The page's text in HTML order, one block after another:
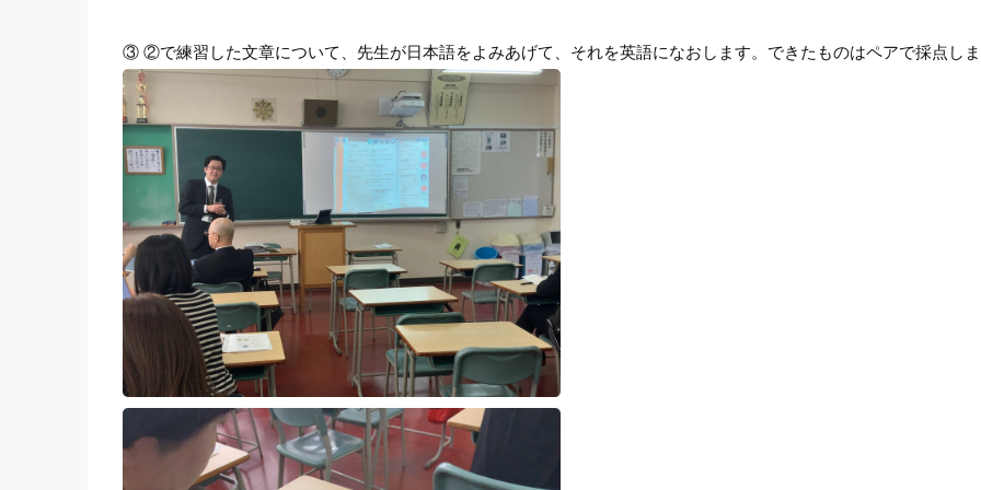
③ ②で練習した文章について、先生が日本語をよみあげて、それを英語になおします。できたものはペアで採点し